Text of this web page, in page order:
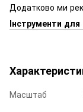
Додатково ми
Інструменти
Масштаб